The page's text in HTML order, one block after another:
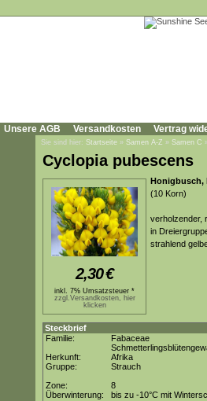
Unsere AGB Versandkosten Vertrag
Sie sind hier: Startseite » Samen A-Z » Samen C
Cyclopia pubescens
2,30€
inkl. 7% Umsatzsteuer *
zzgl.Versandkosten, hier
klicken
Honigbusch,
(10 Korn)
verholzender,
in
strahlend
Steckbrief
Familie:
Fabaceae
Herkunft:
Afrika
Gruppe:
Strauch
Zone:
8
Überwinterung:
bis zu -10°C mit